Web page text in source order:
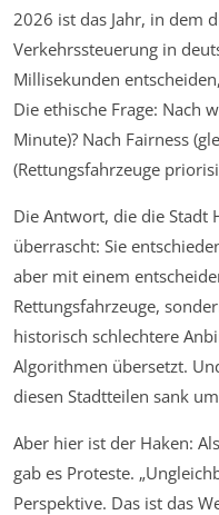
2026 ist das Jahr, in dem
Verkehrssteuerung in
Millisekunden
Die ethische Frage: Nach
Minute)? Nach Fairness
(Rettungsfahrzeuge
Die Antwort, die die Stadt
überrascht: Sie
aber mit einem
Rettungsfahrzeuge,
historisch schlechtere
Algorithmen übersetzt.
diesen Stadtteilen sank
Aber hier ist der Haken:
gab es Proteste.
Perspektive. Das ist das